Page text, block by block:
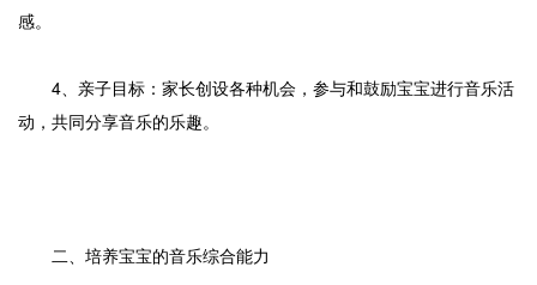
感。
4、亲子目标：家长创设各种机会，参与和鼓励宝宝进行音乐活
动，共同分享音乐的乐趣。
二、培养宝宝的音乐综合能力